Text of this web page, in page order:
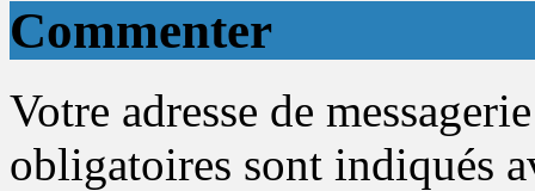
Commenter
Votre adresse de
obligatoires sont indiqués